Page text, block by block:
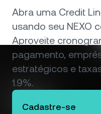
Fixed-term Savings
Dual Investment
Exchange
Linha de Crédito
Zero-interest Credit
Corretagem Prime
White Label
Nexo Ventures
Payment Gateway
O mercado está em
Bitcoin BTC
Ethereum
Empresa
Sobre
Segurança
Localização
Abra uma Credit
usando seu NEXO
Aproveite
pagamento,
estratégicos e
1.9%.
Cadastre-se